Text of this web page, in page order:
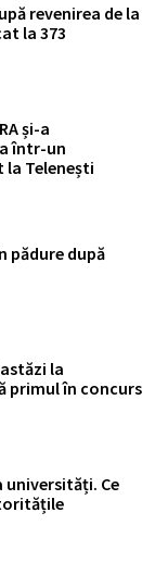
revenirea de la
la 373
și-a
într-un
Telenești
pădure după
la
primul în concurs
universități. Ce